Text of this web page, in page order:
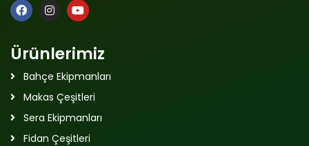
Ürünlerimiz
Bahçe Ekipmanları
Makas Çeşitleri
Sera Ekipmanları
Fidan Çeşitleri